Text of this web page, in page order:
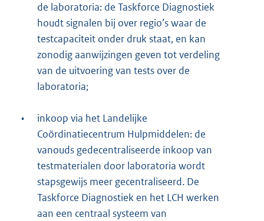
de laboratoria: de Taskforce Diagnostiek
houdt signalen bij over regio’s waar de
testcapaciteit onder druk staat, en kan
zonodig aanwijzingen geven tot verdeling
van de uitvoering van tests over de
laboratoria;
•
inkoop via het Landelijke
Coördinatiecentrum Hulpmiddelen: de
vanouds gedecentraliseerde inkoop van
testmaterialen door laboratoria wordt
stapsgewijs meer gecentraliseerd. De
Taskforce Diagnostiek en het LCH werken
aan een centraal systeem van